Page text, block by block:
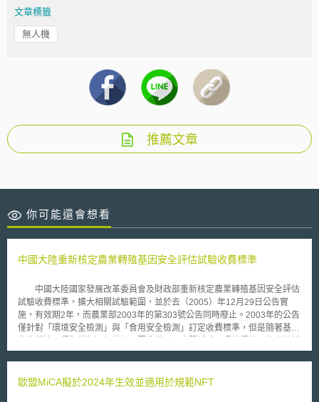
文章標籤
無人機
推薦文章
你可能還會想看
中國大陸重新核定農業轉殖基因安全評估試驗收費標準
中國大陸國家發展改革委員會及財政部重新核定農業轉殖基因安全評估
試驗收費標準，擴大相關試驗範圍，並於去（2005）年12月29日公告實
施，有效期2年，而農業部2003年的第303號公告同時廢止。2003年的公告
僅針對「環境安全檢測」與「食用安全檢測」訂定收費標準，但是隨著基改
驗在進行安全評價時，也需要收取相關費用。
歐盟MiCA擬於2024年生效並適用於規範NFT